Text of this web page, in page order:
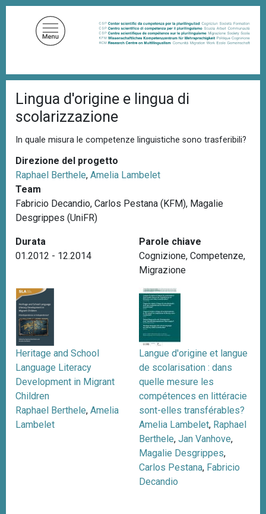
r
i
c
o
e
d
i
p
a
n
e
Lingua d'origine e lingua di
scolarizzazione
In quale misura le competenze linguistiche sono trasferibili?
Direzione del progetto
Raphael Berthele, Amelia Lambelet
Team
Fabricio Decandio, Carlos Pestana (KFM), Magalie
Desgrippes (UniFR)
Durata
01.2012 - 12.2014
Parole chiave
Cognizione, Competenze,
Migrazione
Heritage and School
Language Literacy
Development in Migrant
Children
Raphael Berthele, Amelia
Lambelet
Langue d'origine et langue
de scolarisation : dans
quelle mesure les
compétences en littéracie
sont-elles transférables?
Amelia Lambelet, Raphael
Berthele, Jan Vanhove,
Magalie Desgrippes,
Carlos Pestana, Fabricio
Decandio